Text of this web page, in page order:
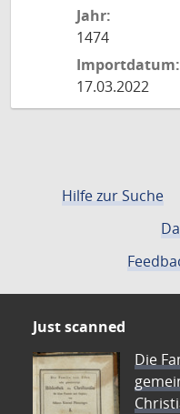
Jahr:
1474
Importdatum:
17.03.2022
Hilfe zur Suche
Just scanned
Die